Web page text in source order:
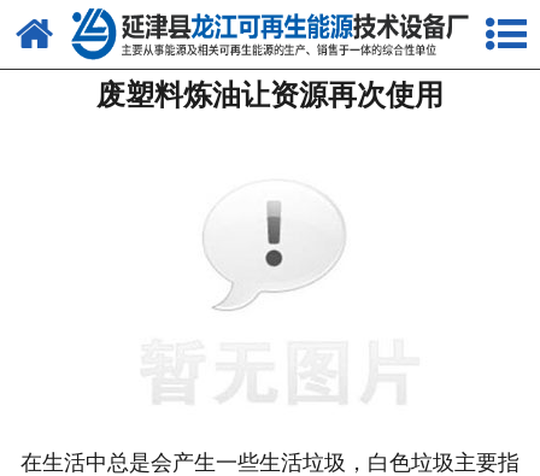
网站首页
关于我们
资质荣誉
联系我们
废塑料炼油让资源再次使用
在生活中总是会产生一些生活垃圾，白色垃圾主要指